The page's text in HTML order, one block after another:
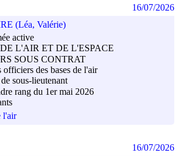
(Léa, Valérie)
active
L'AIR ET DE L'ESPACE
SOUS CONTRAT
officiers des bases de l'air
sous-lieutenant
rang du 1er mai 2026
l'air
16/07/2026
16/07/2026